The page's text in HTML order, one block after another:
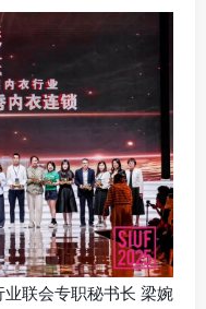
联会专职秘书长 梁婉